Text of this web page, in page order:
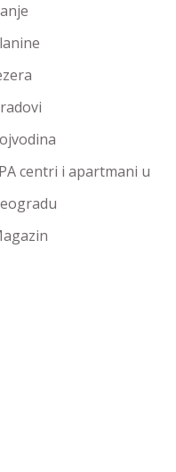
centri i apartmani u